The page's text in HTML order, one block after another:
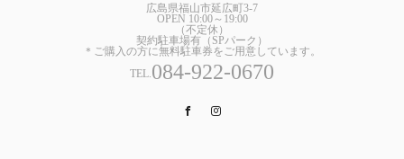
広島県福山市延広町3-7
OPEN 10:00～19:00
（不定休）
契約駐車場有（SPパーク）
＊ご購入の方に無料駐車券をご用意しています。
TEL.084-922-0670
Facebook